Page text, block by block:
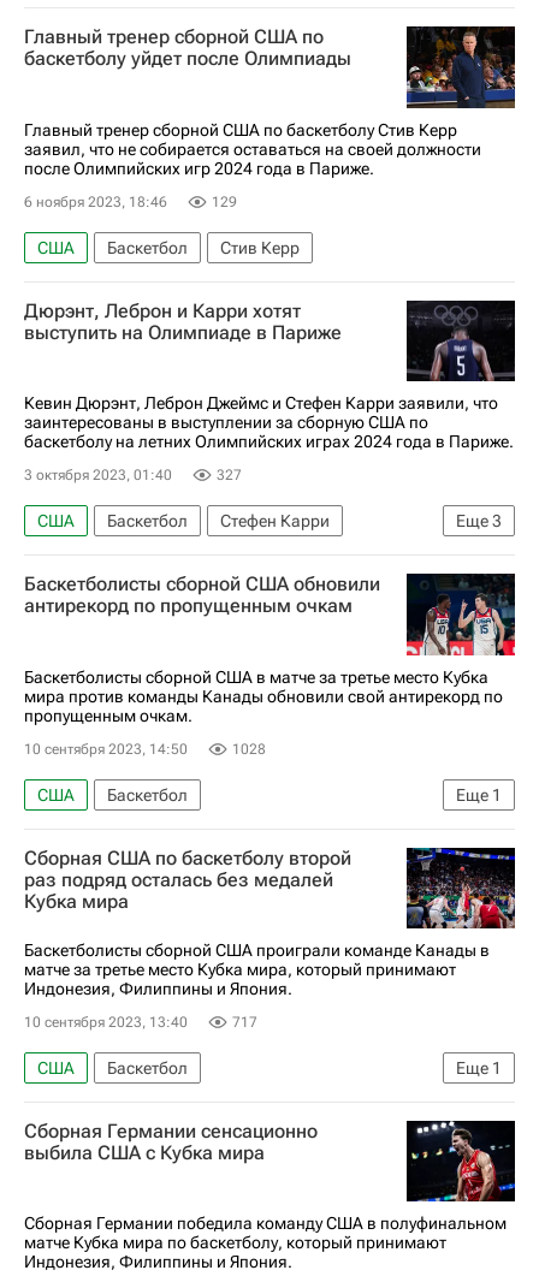
Спорт
Олимпийские игры
Литва
Летние Олимпийские игры 2024
баскетбол
Главный тренер сборной США по
баскетболу уйдет после Олимпиады
Главный тренер сборной США по баскетболу Стив Керр
заявил, что не собирается оставаться на своей должности
после Олимпийских игр 2024 года в Париже.
6 ноября 2023, 18:46 129
США Баскетбол Стив Керр
Дюрэнт, Леброн и Карри хотят
выступить на Олимпиаде в Париже
Кевин Дюрэнт, Леброн Джеймс и Стефен Карри заявили, что
заинтересованы в выступлении за сборную США по
баскетболу на летних Олимпийских играх 2024 года в Париже.
3 октября 2023, 01:40 327
Еще3
США Баскетбол
Стефен Карри
Кевин Дюрэнт
Леброн Джеймс
Летние Олимпийские игры 2024
Баскетболисты сборной США обновили
антирекорд по пропущенным очкам
Баскетболисты сборной США в матче за третье место Кубка
мира против команды Канады обновили свой антирекорд по
пропущенным очкам.
10 сентября 2023, 14:50 1028
Еще 1
США
Баскетбол
Кубок мира по баскетболу
Сборная США по баскетболу второй
раз подряд осталась без медалей
Кубка мира
Баскетболисты сборной США проиграли команде Канады в
матче за третье место Кубка мира, который принимают
Индонезия, Филиппины и Япония.
10 сентября 2023, 13:40 717
Еще 1
США
Баскетбол
Кубок мира по баскетболу
Сборная Германии сенсационно
выбила США с Кубка мира
Сборная Германии победила команду США в полуфинальном
матче Кубка мира по баскетболу, который принимают
Индонезия, Филиппины и Япония.